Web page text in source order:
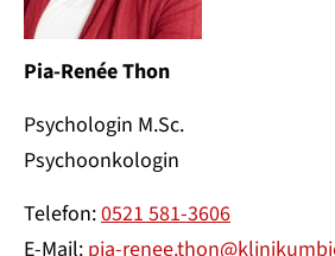
Pia-Renée Thon
Psychologin M.Sc.
Psychoonkologin
Telefon:0521 581-3606
E-Mail: pia-